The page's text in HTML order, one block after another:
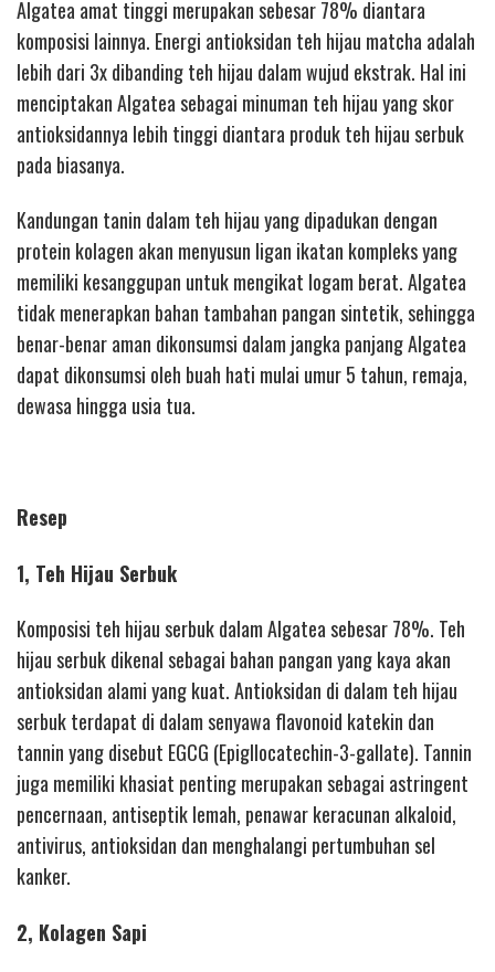
Algatea amat tinggi merupakan sebesar 78% diantara
komposisi lainnya. Energi antioksidan teh hijau matcha adalah
lebih dari 3x dibanding teh hijau dalam wujud ekstrak. Hal ini
menciptakan Algatea sebagai minuman teh hijau yang skor
antioksidannya lebih tinggi diantara produk teh hijau serbuk
pada biasanya.
Kandungan tanin dalam teh hijau yang dipadukan dengan
protein kolagen akan menyusun ligan ikatan kompleks yang
memiliki kesanggupan untuk mengikat logam berat. Algatea
tidak menerapkan bahan tambahan pangan sintetik, sehingga
benar-benar aman dikonsumsi dalam jangka panjang Algatea
dapat dikonsumsi oleh buah hati mulai umur 5 tahun, remaja,
dewasa hingga usia tua.
Resep
1, Teh Hijau Serbuk
Komposisi teh hijau serbuk dalam Algatea sebesar 78%. Teh
hijau serbuk dikenal sebagai bahan pangan yang kaya akan
antioksidan alami yang kuat. Antioksidan di dalam teh hijau
serbuk terdapat di dalam senyawa flavonoid katekin dan
tannin yang disebut EGCG (Epigllocatechin-3-gallate). Tannin
juga memiliki khasiat penting merupakan sebagai astringent
pencernaan, antiseptik lemah, penawar keracunan alkaloid,
antivirus, antioksidan dan menghalangi pertumbuhan sel
kanker.
2, Kolagen Sapi